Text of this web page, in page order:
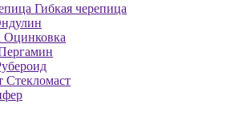
Гибкая черепица
Оцинковка
Стекломаст